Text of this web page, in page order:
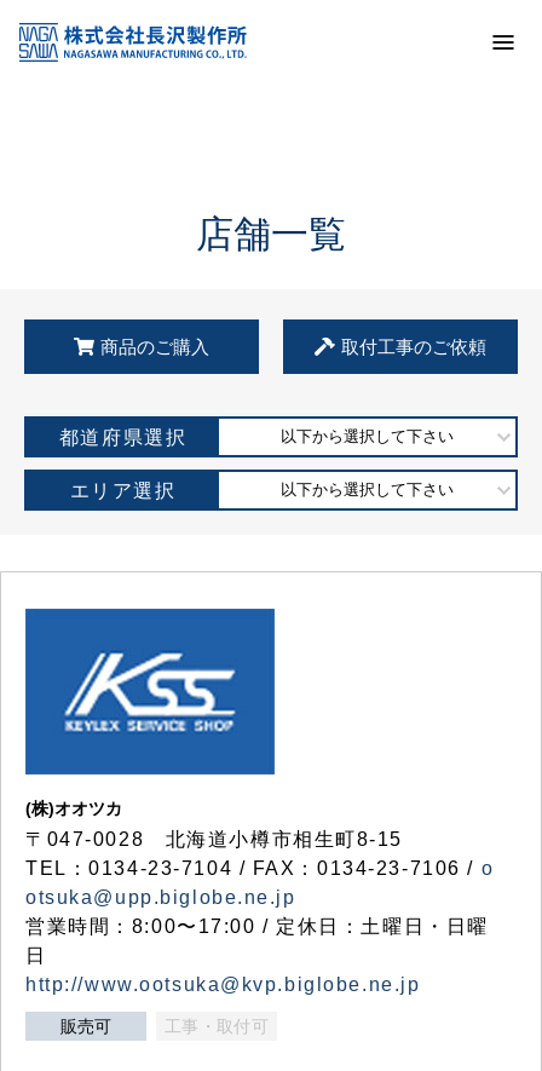
KSS加盟店・取扱店情報
店舗一覧
店舗一覧
商品のご購入 取付工事のご依頼
都道府県選択 以下から選択して下さい
エリア選択 以下から選択して下さい
(株)オオツカ
〒047-0028 北海道小樽市相生町8-15
TEL：0134-23-7104 / FAX：0134-23-7106 / o
otsuka@upp.biglobe.ne.jp
営業時間：8:00〜17:00 / 定休日：土曜日・日曜
日
http://www.ootsuka@kvp.biglobe.ne.jp
販売可 工事・取付可